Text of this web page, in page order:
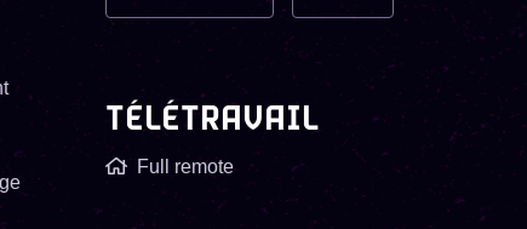
TÉLÉTRAVAIL
Full remote